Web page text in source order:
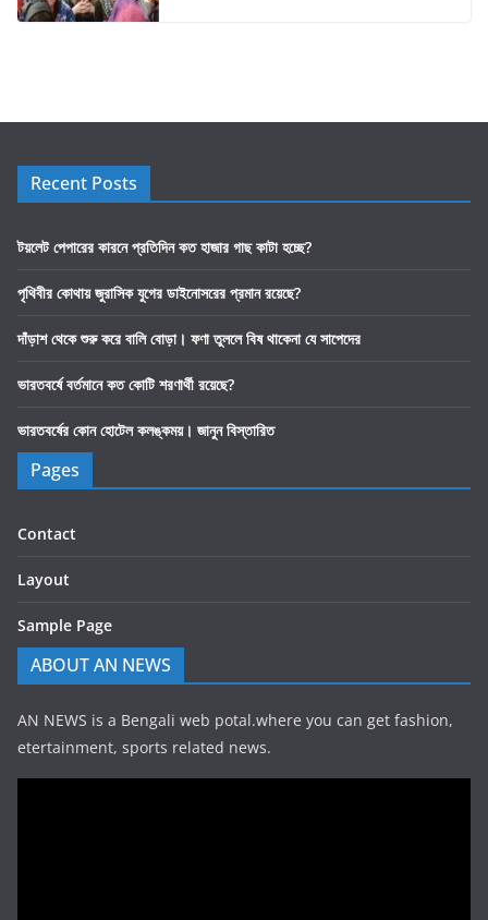
Recent Posts
টয়লেট পেপারের কারনে প্রতিদিন কত হাজার গাছ কাটা হচ্ছে?
পৃথিবীর কোথায় জুরাসিক যুগের ডাইনোসরের প্রমান রয়েছে?
দাঁড়াশ থেকে শুরু করে বালি বোড়া। ফণা তুললে বিষ থাকেনা যে সাপেদের
ভারতবর্ষে বর্তমানে কত কোটি শরণার্থী রয়েছে?
ভারতবর্ষের কোন হোটেল কলঙ্কময়। জানুন বিস্তারিত
Pages
Contact
Layout
Sample Page
ABOUT AN NEWS
AN NEWS is a Bengali web potal.where you can get fashion,
etertainment, sports related news.